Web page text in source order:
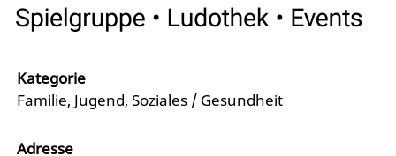
Kategorie
Familie, Jugend, Soziales / Gesundheit
Adresse